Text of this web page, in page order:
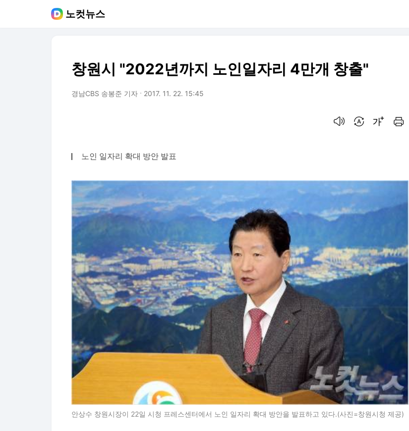
노컷뉴스
창원시 "2022년까지 노인일자리 4만개 창출"
경남CBS 송봉준 기자 2017. 11. 22. 15:45
노인 일자리 확대 방안 발표
안상수 창원시장이 22일 시청 프레스센터에서 노인 일자리 확대 방안을 발표하고 있다.(사진=창원시청 제공)